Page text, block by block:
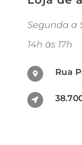
Segunda a
14h às 17h
Rua